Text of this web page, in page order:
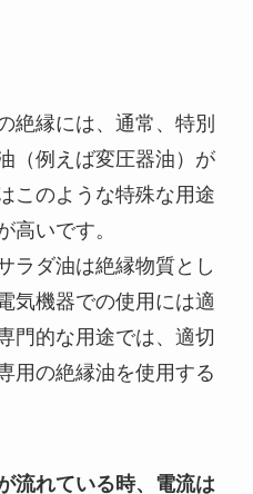
絶縁には、通常、特別
（例えば変圧器油）が
このような特殊な用途
高いです。
ラダ油は絶縁物質とし
気機器での使用には適
門的な用途では、適切
用の絶縁油を使用する
流れている時、電流は